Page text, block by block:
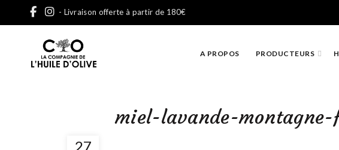
- Livraison offerte à partir de 180€
A PROPOS PRODUCTEURS
27
miel-lavande-